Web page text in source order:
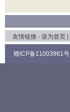
友情链接 - 设为首页
赣ICP备11003981号